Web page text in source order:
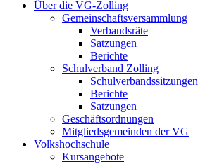
Über die VG-Zolling
Gemeinschaftsversammlung
Verbandsräte
Satzungen
Berichte
Schulverband Zolling
Schulverbandssitzungen
Berichte
Satzungen
Geschäftsordnungen
Mitgliedsgemeinden der VG
Volkshochschule
Kursangebote